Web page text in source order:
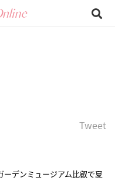
Tweet
デンミュージアム比叡で夏